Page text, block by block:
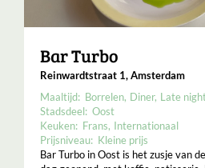
Bar Turbo
Reinwardtstraat 1, Amsterdam
Maaltijd: Borrelen Diner Late
Stadsdeel: Oost
Keuken: Frans Internationaal
Prijsniveau: Kleine prijs
Bar Turbo in Oost is het zusje van